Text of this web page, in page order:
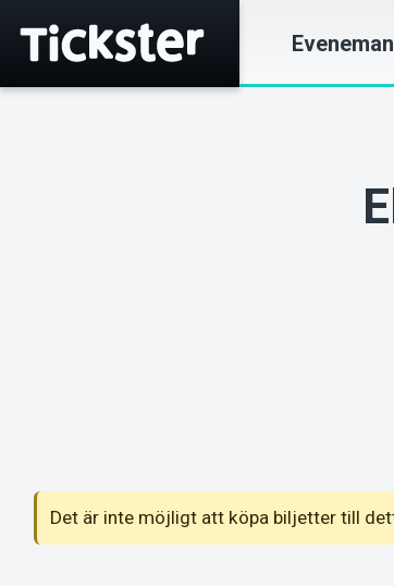
Det är inte möjligt att köpa biljetter till